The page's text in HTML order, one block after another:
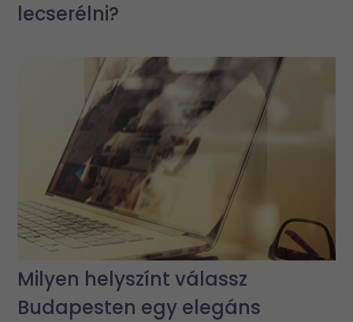
lecserélni?
Milyen helyszínt válassz
Budapesten egy elegáns